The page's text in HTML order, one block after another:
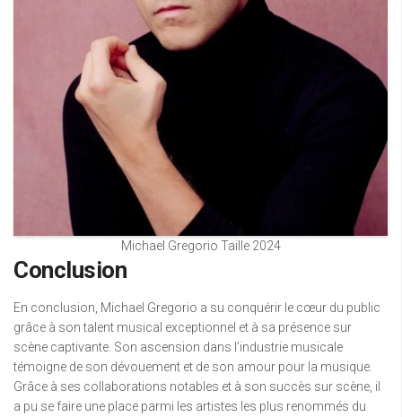
Michael Gregorio Taille 2024
Conclusion
En conclusion, Michael Gregorio a su conquérir le cœur du public
grâce à son talent musical exceptionnel et à sa présence sur
scène captivante. Son ascension dans l’industrie musicale
témoigne de son dévouement et de son amour pour la musique.
Grâce à ses collaborations notables et à son succès sur scène, il
a pu se faire une place parmi les artistes les plus renommés du